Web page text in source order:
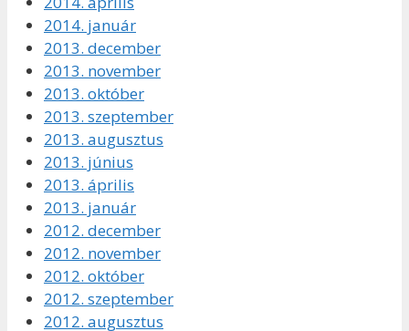
2014. január
2013. december
2013. november
2013. október
2013. szeptember
2013. augusztus
2013. június
2013. április
2013. január
2012. december
2012. november
2012. október
2012. szeptember
2012. augusztus